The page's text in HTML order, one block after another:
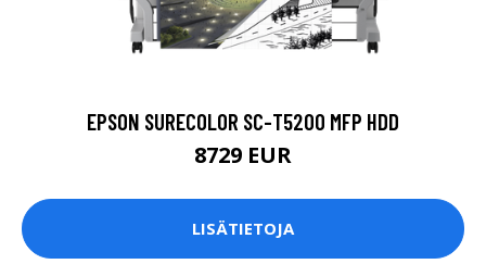
EPSON SURECOLOR SC-T5200 MFP HDD
8729 EUR
LISÄTIETOJA